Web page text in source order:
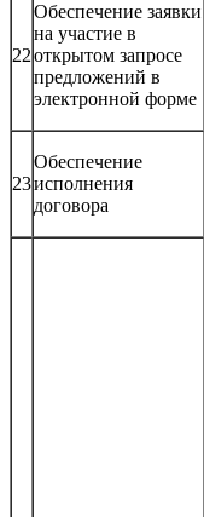
22
Обеспечение заявки
на участие в
открытом запросе
предложений в
электронной форме
23
Обеспечение
исполнения
договора